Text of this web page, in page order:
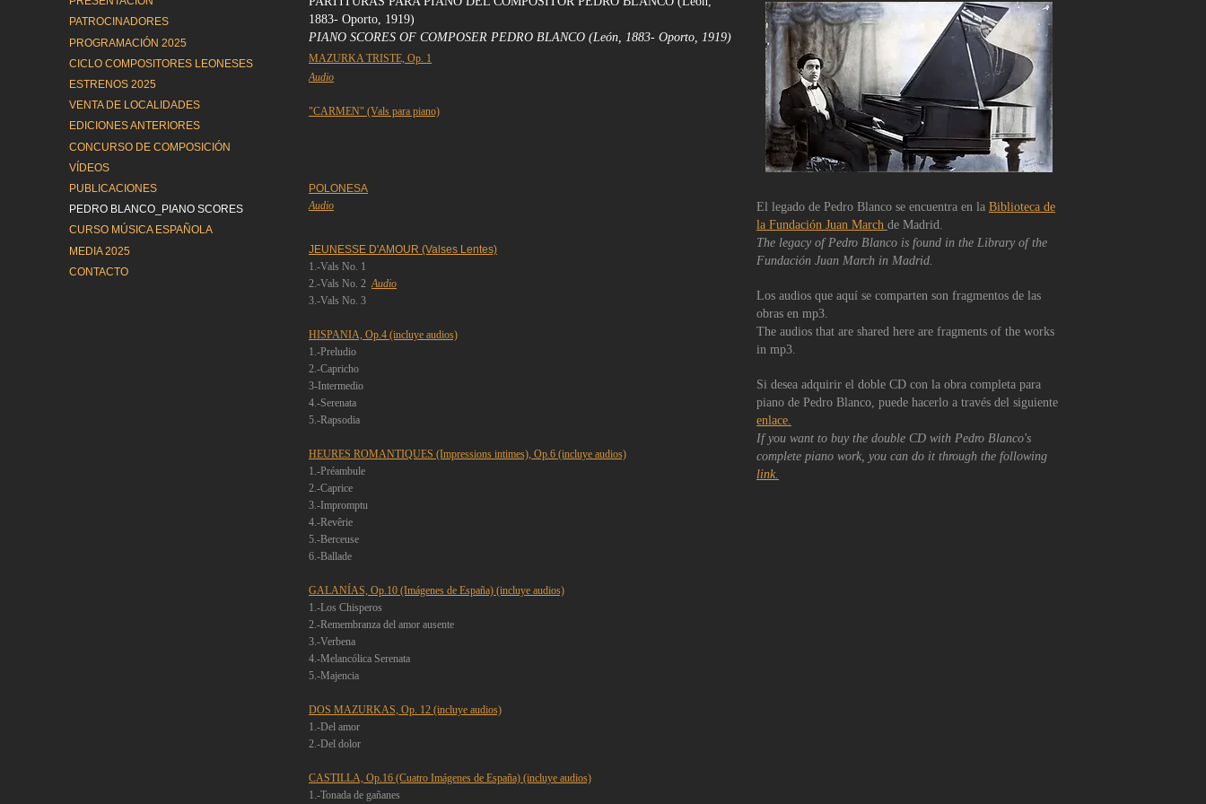
1883- Oporto, 1919)
PIANO SCORES OF COMPOSER PEDRO BLANCO (León, 1883- Oporto, 1919)
MAZURKA TRISTE, Op. 1
Audio
"CARMEN" (Vals para piano)
POLONESA
Audio
JEUNESSE D'AMOUR (Valses Lentes)
1.-Vals No. 1
2.-Vals No. 2Audio
3.-Vals No. 3
HISPANIA, Op.4 (incluye audios)
1.-Preludio
2.-Capricho
3-Intermedio
4.-Serenata
5.-Rapsodia
HEURES ROMANTIQUES (Impressions intimes), Op.6 (incluye audios)
1.-Préambule
2.-Caprice
3.-Impromptu
4.-Revêrie
5.-Berceuse
6.-Ballade
GALANÍAS, Op.10 (Imágenes de España) (incluye audios)
1.-Los Chisperos
2.-Remembranza del amor ausente
3.-Verbena
4.-Melancólica Serenata
5.-Majencia
DOS MAZURKAS, Op. 12 (incluye audios)
1.-Del amor
2.-Del dolor
CASTILLA, Op.16 (Cuatro Imágenes de España) (incluye audios)
1.-Tonada de gañanes
El legado de Pedro Blanco se encuentra en la Biblioteca de
la Fundación Juan March de Madrid.
The legacy of Pedro Blanco is found in the Library of the
Fundación Juan March in Madrid.
Los audios que aquí se comparten son fragmentos de las
obras en mp3.
The audios that are shared here are fragments of the works
in mp3.
Si desea adquirir el doble CD con la obra completa para
piano de Pedro Blanco, puede hacerlo a través del siguiente
enlace.
If you want to buy the double CD with Pedro Blanco's
complete piano work, you can do it through the following
link.
PATROCINADORES
PROGRAMACIÓN 2025
CICLO COMPOSITORES LEONESES
ESTRENOS 2025
VENTA DE LOCALIDADES
EDICIONES ANTERIORES
CONCURSO DE COMPOSICIÓN
VÍDEOS
PUBLICACIONES
PEDRO BLANCO_PIANO SCORES
CURSO MÚSICA ESPAÑOLA
MEDIA 2025
CONTACTO